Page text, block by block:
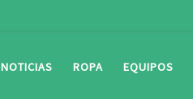
NOTICIAS ROPA EQUIPOS